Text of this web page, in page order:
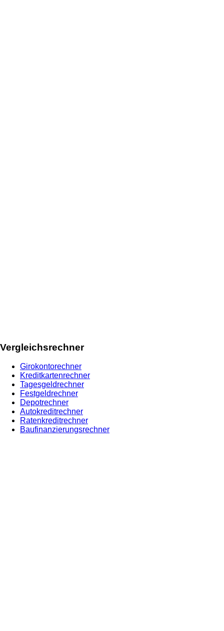
Vergleichsrechner
Girokontorechner
Kreditkartenrechner
Tagesgeldrechner
Festgeldrechner
Depotrechner
Autokreditrechner
Ratenkreditrechner
Baufinanzierungsrechner